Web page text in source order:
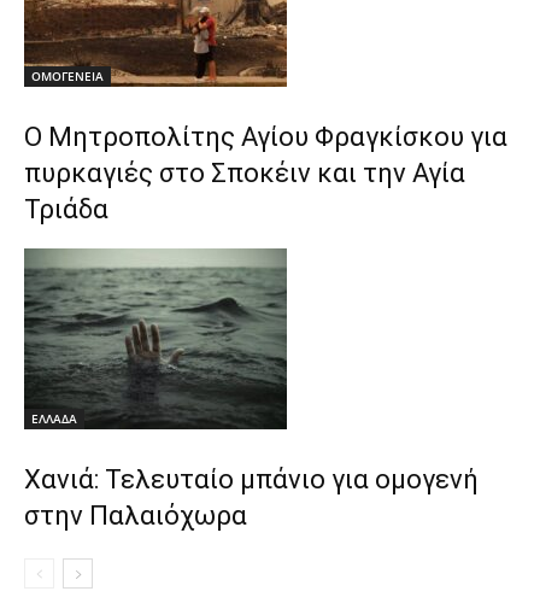
ΟΜΟΓΕΝΕΙΑ
Ο Μητροπολίτης Αγίου Φραγκίσκου για
πυρκαγιές στο Σποκέιν και την Αγία
Τριάδα
ΕΛΛΑΔΑ
Χανιά: Τελευταίο μπάνιο για ομογενή
στην Παλαιόχωρα